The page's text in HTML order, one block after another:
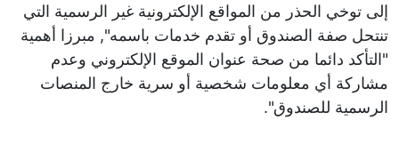
إلى توخي الحذر من المواقع الإلكترونية غير الرسمية التي
تنتحل صفة الصندوق أو تقدم خدمات باسمه", مبرزا أهمية
"التأكد دائما من صحة عنوان الموقع الإلكتروني وعدم
مشاركة أي معلومات شخصية أو سرية خارج المنصات
الرسمية للصندوق".